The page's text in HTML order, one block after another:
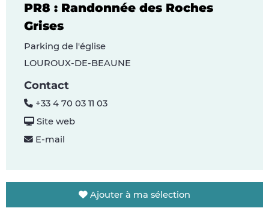
PR8 : Randonnée des Roches
Grises
Parking de l'église
LOUROUX-DE-BEAUNE
Contact
+33 4 70 03 11 03
Site web
E-mail
Ajouter à ma sélection